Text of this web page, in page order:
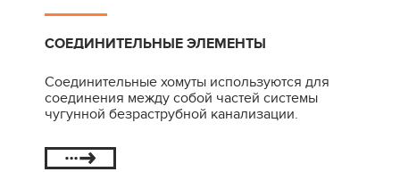
СОЕДИНИТЕЛЬНЫЕ ЭЛЕМЕНТЫ
Соединительные хомуты используются для
соединения между собой частей системы
чугунной безраструбной канализации.